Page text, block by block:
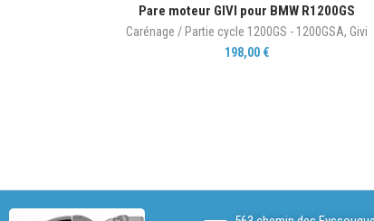
Pare moteur GIVI pour BMW R1200GS
Carénage / Partie cycle 1200GS - 1200GSA, Givi
198,00 €